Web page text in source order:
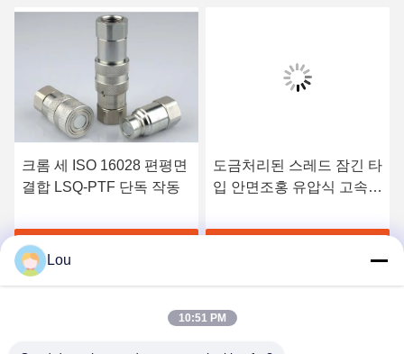
크롬 세 ISO 16028 편평면
결합 LSQ-PTF 단독 작동
도금처리된 스레드 잠긴 타
입 안면조홍 유압식 고속
연 닉레
Lou
10:51 PM